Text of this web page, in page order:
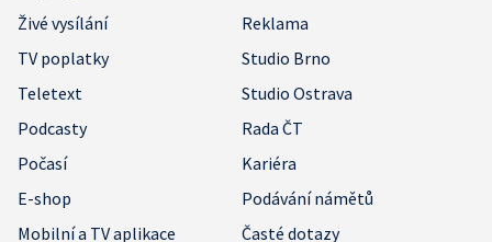
Živé vysílání
Reklama
TV poplatky
Studio Brno
Teletext
Studio Ostrava
Podcasty
Rada ČT
Počasí
Kariéra
E-shop
Podávání námětů
Mobilní a TV aplikace
Časté dotazy